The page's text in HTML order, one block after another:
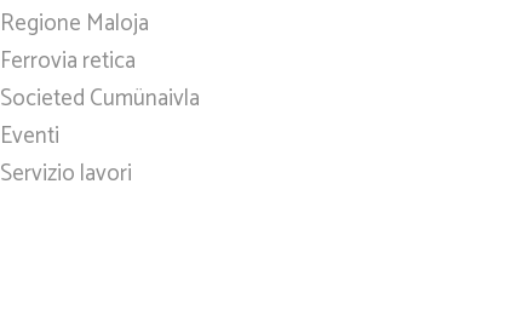
Regione Maloja
Ferrovia retica
Societed Cumünaivla
Eventi
Servizio lavori